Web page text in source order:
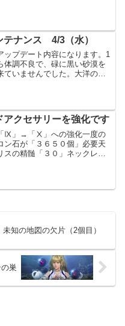
クストー...
テナンス 4/3（水）
ップデート内容になります。1
体調不良で、碌に黒い砂漠を
ていませんでした。大洋の改
にな...
アクセサリーを強化です
Ⅸ」→「Ⅹ」への強化一度の
ン石が「３６５０個」必要天
スの精髄「３０」ネックレス
からの購入分...
知の地図の欠片（2個目）
巣